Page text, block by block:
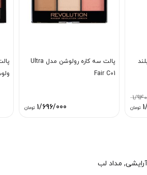
1/
تومانقیمت
پالت سه کاره رولوشن مدل Ultra
Fair C01
1/696/000 تومان
آرایشی, مداد لب